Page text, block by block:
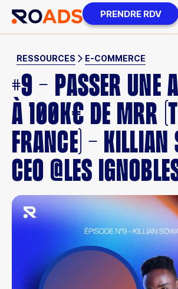
PRENDRE RDV
RESSOURCES E-COMMERCE
#9 - PASSER UNE
À 100K€ DE MRR
FRANCE) - KILLIAN
CEO @LES